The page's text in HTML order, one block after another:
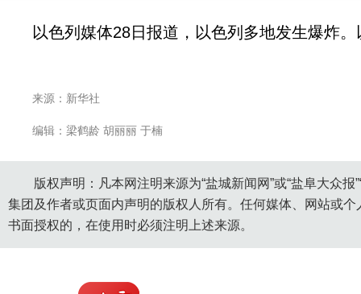
以色列媒体28日报道，以色列多地发生爆炸
来源：新华社
编辑：梁鹤龄 胡丽丽 于楠
版权声明：凡本网注明来源为“盐城新闻网”或“盐阜大众
集团及作者或页面内声明的版权人所有。任何媒体、网站或
书面授权的，在使用时必须注明上述来源。